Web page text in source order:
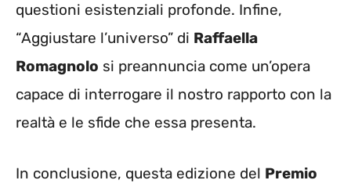
questioni esistenziali profonde. Infine,
“Aggiustare l’universo” di Raffaella
Romagnolo si preannuncia come un’opera
capace di interrogare il nostro rapporto con la
realtà e le sfide che essa presenta.
In conclusione, questa edizione del Premio